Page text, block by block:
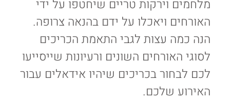
מלחמים וירקות טריים שיחטפו על ‏ידי
האורחים ויאכלו על ידם בהנאה צרופה.‏
הנה כמה עצות לגבי התאמת הכריכים
לסוגי האורחים השונים ורעיונות שייסייעו
לכם לבחור בכריכים שיהיו אידאלים עבור
האירוע שלכם.